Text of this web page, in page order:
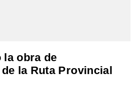
obra de
la Ruta Provincial